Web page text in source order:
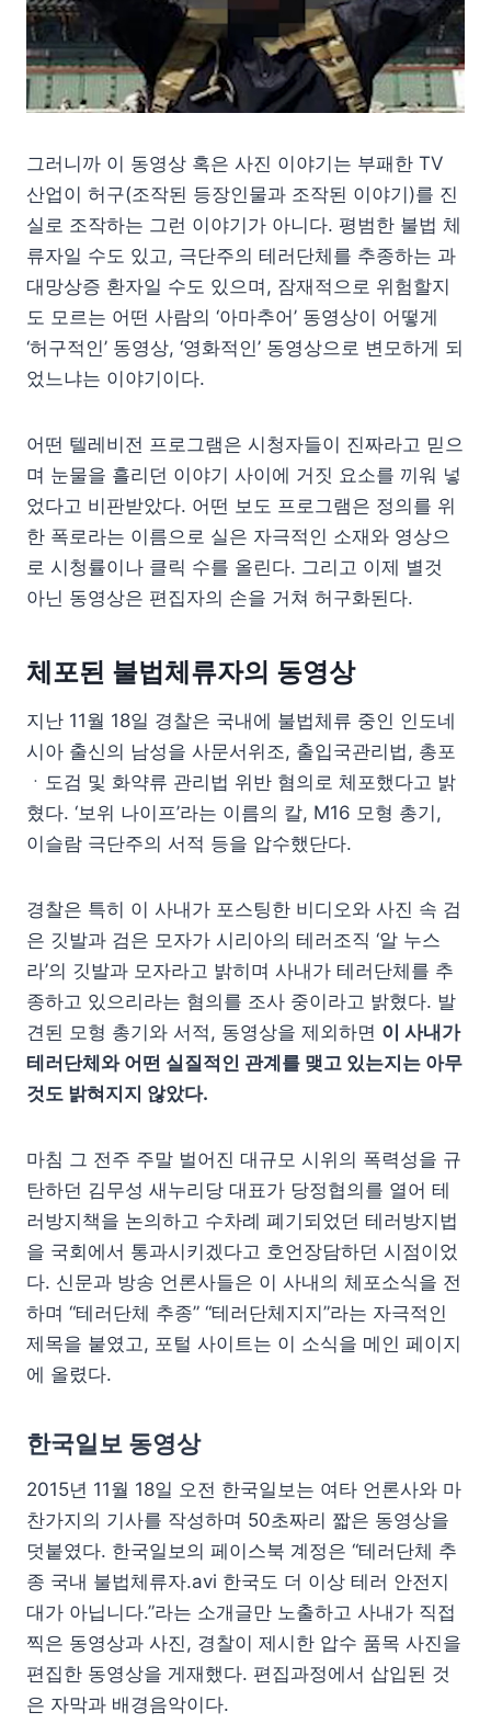
그러니까 이 동영상 혹은 사진 이야기는 부패한 TV
산업이 허구(조작된 등장인물과 조작된 이야기)를 진
실로 조작하는 그런 이야기가 아니다. 평범한 불법 체
류자일 수도 있고, 극단주의 테러단체를 추종하는 과
대망상증 환자일 수도 있으며, 잠재적으로 위험할지
도 모르는 어떤 사람의 ‘아마추어’ 동영상이 어떻게
‘허구적인’ 동영상, ‘영화적인’ 동영상으로 변모하게 되
었느냐는 이야기이다.
어떤 텔레비전 프로그램은 시청자들이 진짜라고 믿으
며 눈물을 흘리던 이야기 사이에 거짓 요소를 끼워 넣
었다고 비판받았다. 어떤 보도 프로그램은 정의를 위
한 폭로라는 이름으로 실은 자극적인 소재와 영상으
로 시청률이나 클릭 수를 올린다. 그리고 이제 별것
아닌 동영상은 편집자의 손을 거쳐 허구화된다.
체포된 불법체류자의 동영상
지난 11월 18일 경찰은 국내에 불법체류 중인 인도네
시아 출신의 남성을 사문서위조, 출입국관리법, 총포
ㆍ도검 및 화약류 관리법 위반 혐의로 체포했다고 밝
혔다. ‘보위 나이프’라는 이름의 칼, M16 모형 총기,
이슬람 극단주의 서적 등을 압수했단다.
경찰은 특히 이 사내가 포스팅한 비디오와 사진 속 검
은 깃발과 검은 모자가 시리아의 테러조직 ‘알 누스
라’의 깃발과 모자라고 밝히며 사내가 테러단체를 추
종하고 있으리라는 혐의를 조사 중이라고 밝혔다. 발
견된 모형 총기와 서적, 동영상을 제외하면 이 사내가
테러단체와 어떤 실질적인 관계를 맺고 있는지는 아무
것도 밝혀지지 않았다.
마침 그 전주 주말 벌어진 대규모 시위의 폭력성을 규
탄하던 김무성 새누리당 대표가 당정협의를 열어 테
러방지책을 논의하고 수차례 폐기되었던 테러방지법
을 국회에서 통과시키겠다고 호언장담하던 시점이었
다. 신문과 방송 언론사들은 이 사내의 체포소식을 전
하며 “테러단체 추종” “테러단체지지”라는 자극적인
제목을 붙였고, 포털 사이트는 이 소식을 메인 페이지
에 올렸다.
한국일보 동영상
2015년 11월 18일 오전 한국일보는 여타 언론사와 마
찬가지의 기사를 작성하며 50초짜리 짧은 동영상을
덧붙였다. 한국일보의 페이스북 계정은 “테러단체 추
종 국내 불법체류자.avi 한국도 더 이상 테러 안전지
대가 아닙니다.”라는 소개글만 노출하고 사내가 직접
찍은 동영상과 사진, 경찰이 제시한 압수 품목 사진을
편집한 동영상을 게재했다. 편집과정에서 삽입된 것
은 자막과 배경음악이다.